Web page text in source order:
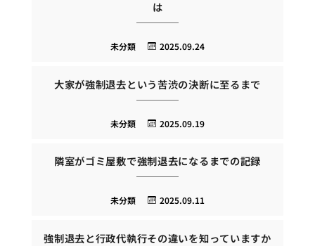
は
2025.09.24
未分類
大家が強制退去という苦渋の決断に至るまで
2025.09.19
未分類
隣室がゴミ屋敷で強制退去になるまでの記録
2025.09.11
未分類
強制退去と行政代執行その違いを知っていますか